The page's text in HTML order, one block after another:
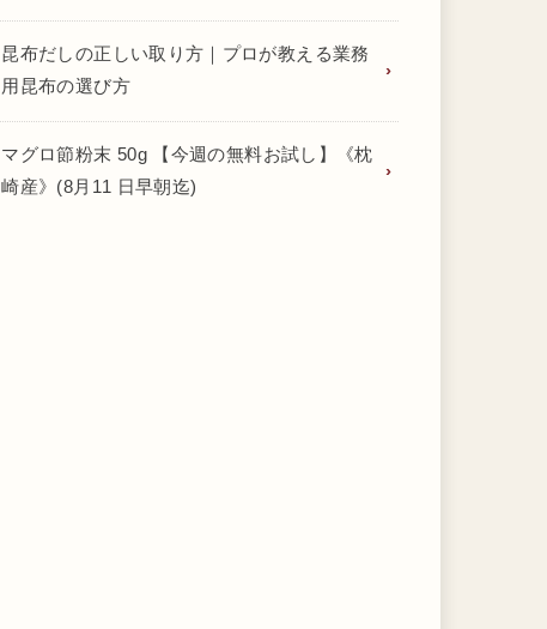
昆布だしの正しい取り方｜プロが教える業務
用昆布の選び方
マグロ節粉末 50g 【今週の無料お試し】《枕
崎産》(8月11 日早朝迄)